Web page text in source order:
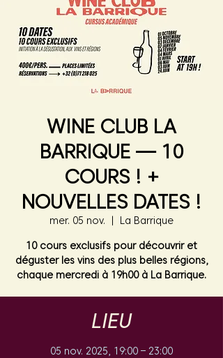
WINE CLUB LA
BARRIQUE — 10
COURS ! +
NOUVELLES DATES !
mer. 05 nov. La Barrique
10 cours exclusifs pour découvrir et
déguster les vins des plus belles régions,
chaque mercredi à 19h00 à La Barrique.
LIEU
05 nov. 2025, 19:00 – 23:00